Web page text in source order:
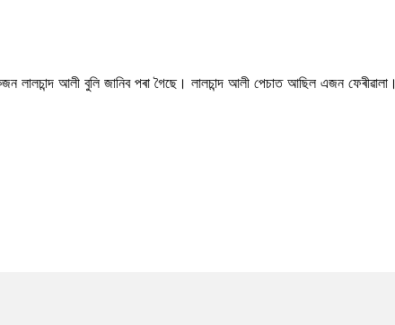
লালচান্দ আলী বুলি জানিব পৰা গৈছে। লালচান্দ আলী পেচাত আছিল এজন